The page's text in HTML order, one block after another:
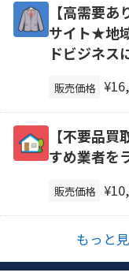
【高需要
サイト★地
ドビジネス
販売価格
【不要品
すめ業者を
販売価格
もっと